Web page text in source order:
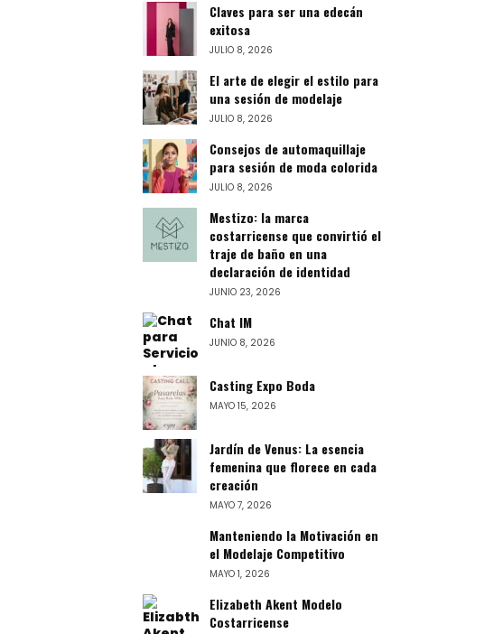
Claves para ser una edecán
exitosa
JULIO 8, 2026
El arte de elegir el estilo para
una sesión de modelaje
JULIO 8, 2026
Consejos de automaquillaje
para sesión de moda colorida
JULIO 8, 2026
Mestizo: la marca
costarricense que convirtió el
traje de baño en una
declaración de identidad
JUNIO 23, 2026
Chat IM
JUNIO 8, 2026
Casting Expo Boda
MAYO 15, 2026
Jardín de Venus: La esencia
femenina que florece en cada
creación
MAYO 7, 2026
Manteniendo la Motivación en
el Modelaje Competitivo
MAYO 1, 2026
Elizabeth Akent Modelo
Costarricense